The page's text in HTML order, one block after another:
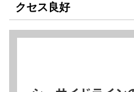
クセス良好